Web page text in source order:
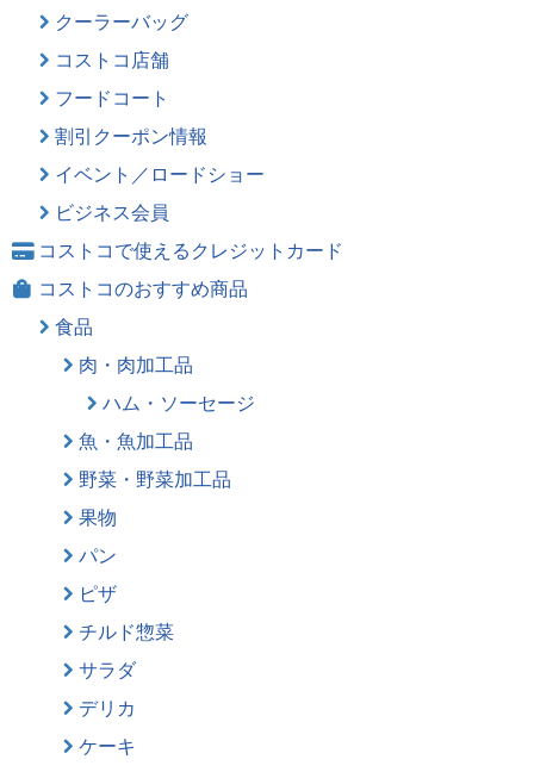
クーラーバッグ
コストコ店舗
フードコート
割引クーポン情報
イベント／ロードショー
ビジネス会員
コストコで使えるクレジットカード
コストコのおすすめ商品
食品
肉・肉加工品
ハム・ソーセージ
魚・魚加工品
野菜・野菜加工品
果物
パン
ピザ
チルド惣菜
サラダ
デリカ
ケーキ